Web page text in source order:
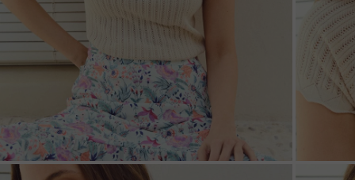
ZOOM ZOOM